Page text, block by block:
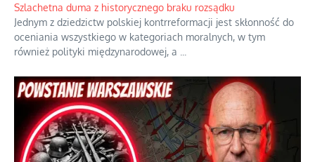
Szlachetna duma z historycznego braku rozsądku
Jednym z dziedzictw polskiej kontrreformacji jest skłonność do
oceniania wszystkiego w kategoriach moralnych, w tym
również polityki międzynarodowej, a